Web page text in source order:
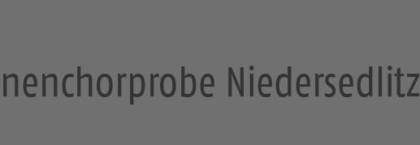
Niedersedlitz